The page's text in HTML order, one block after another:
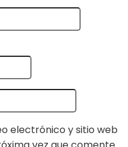
electrónico y sitio web